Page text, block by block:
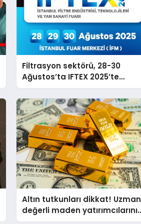
Filtrasyon sektörü, 28-30
Ağustos’ta IFTEX 2025’te
buluşacak
Altın tutkunları dikkat!
değerli maden yatırımcılarını
uyardı!